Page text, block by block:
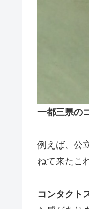
一都三県の
例えば、公
ねて来たこ
コンタクト